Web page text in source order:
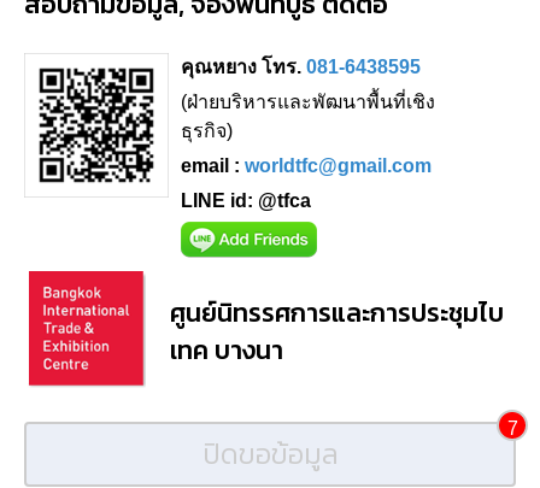
คุณหยาง โทร. 081-6438595
(ฝ่ายบริหารและพัฒนาพื้นที่เชิง
ธุรกิจ)
email : worldtfc@gmail.com
LINE id: @tfca
ศูนย์นิทรรศการและการประชุมไบ
เทค บางนา
7
ปิดขอข้อมูล